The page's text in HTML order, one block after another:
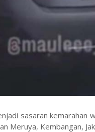
sasaran
Meruya, Kembangan,